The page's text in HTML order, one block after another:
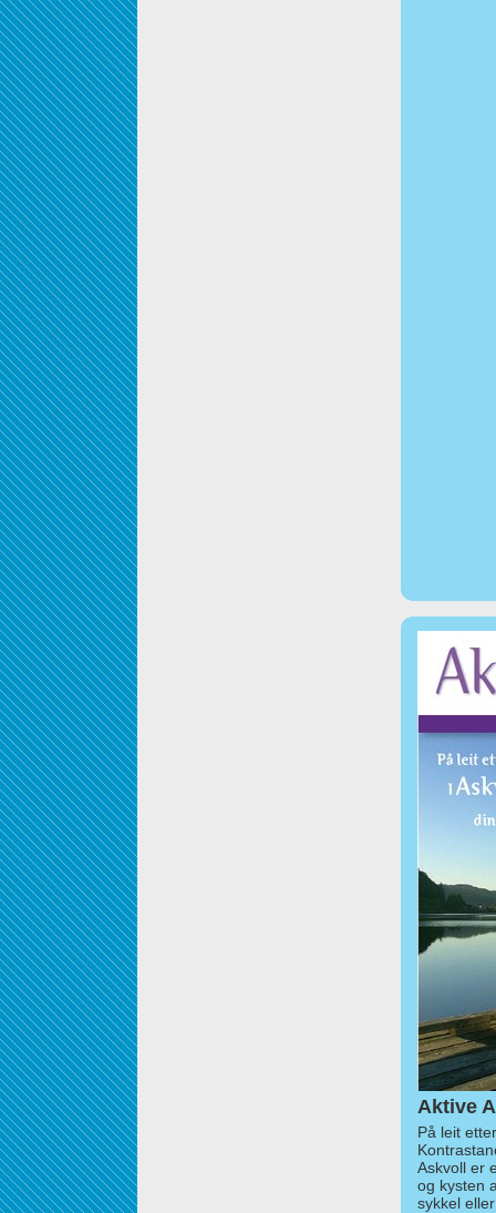
Aktive
På leit
Askvoll er
og kysten
sykkel